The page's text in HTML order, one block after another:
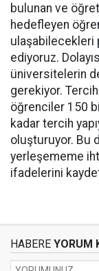
bulunan ve
hedefleyen
ulaşabilecekleri
ediyoruz.
üniversitelerin
gerekiyor. Tercih
öğrenciler 150
kadar tercih
oluşturuyor. Bu
yerleşememe
ifadelerini
HABERE YORUM